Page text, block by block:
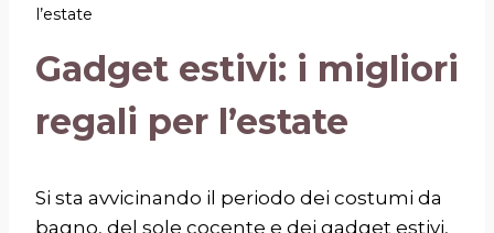
l’estate
Gadget estivi: i migliori
regali per l’estate
Si sta avvicinando il periodo dei costumi da
bagno, del sole cocente e dei gadget estivi,